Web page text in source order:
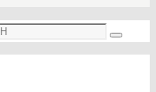
Search